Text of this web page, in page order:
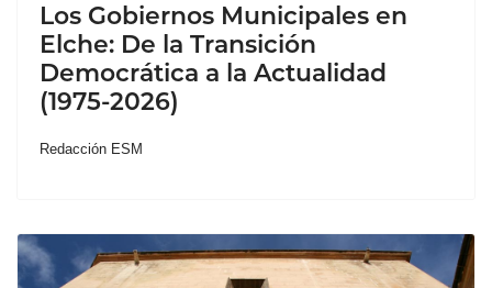
Los Gobiernos Municipales en
Elche: De la Transición
Democrática a la Actualidad
(1975-2026)
Redacción ESM